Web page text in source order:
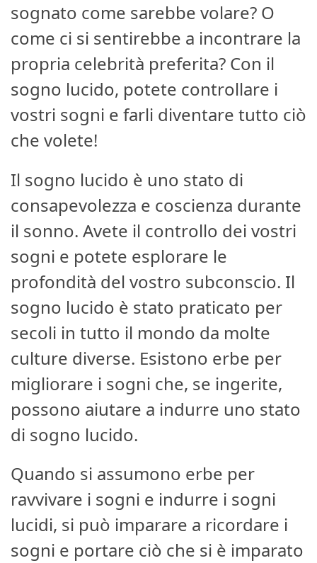
sognato come sarebbe volare? O
come ci si sentirebbe a incontrare la
propria celebrità preferita? Con il
sogno lucido, potete controllare i
vostri sogni e farli diventare tutto ciò
che volete!
Il sogno lucido è uno stato di
consapevolezza e coscienza durante
il sonno. Avete il controllo dei vostri
sogni e potete esplorare le
profondità del vostro subconscio. Il
sogno lucido è stato praticato per
secoli in tutto il mondo da molte
culture diverse. Esistono erbe per
migliorare i sogni che, se ingerite,
possono aiutare a indurre uno stato
di sogno lucido.
Quando si assumono erbe per
ravvivare i sogni e indurre i sogni
lucidi, si può imparare a ricordare i
sogni e portare ciò che si è imparato